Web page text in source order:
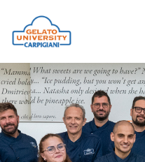
HOME
L'ÉCOLE
COURS EN
LIGNE